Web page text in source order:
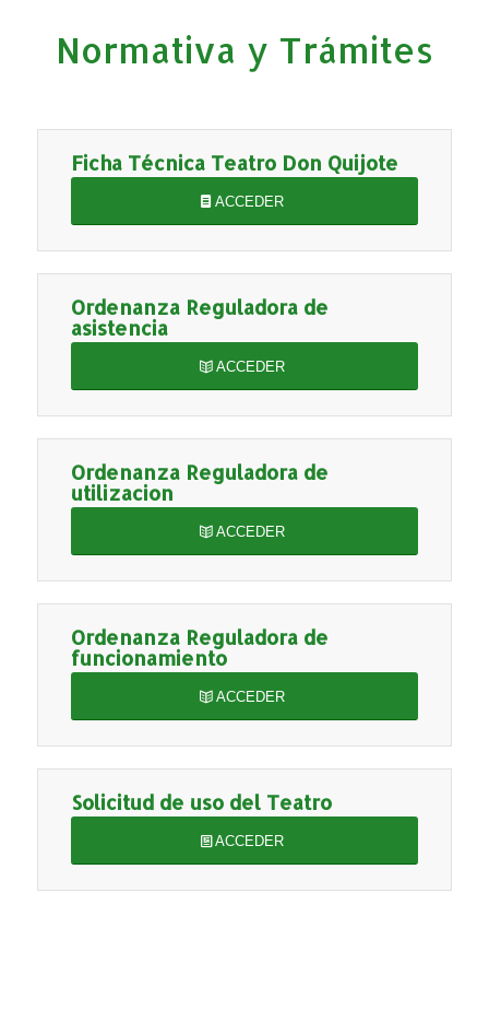
Normativa y Trámites
Ficha Técnica Teatro Don Quijote
ACCEDER
Ordenanza Reguladora de
asistencia
ACCEDER
Ordenanza Reguladora de
utilizacion
ACCEDER
Ordenanza Reguladora de
funcionamiento
ACCEDER
Solicitud de uso del Teatro
ACCEDER